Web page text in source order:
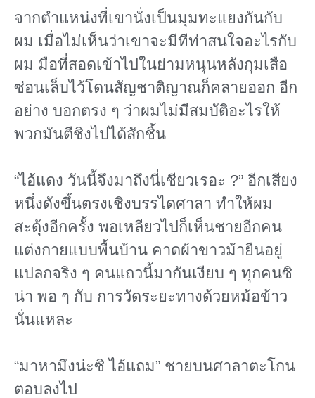
จากตําแหน่งที่เขานั่งเป็นมุมทะแยงกันกับ
ผม เมื่อไม่เห็นว่าเขาจะมีทีท่าสนใจอะไรกับ
ผม มือที่สอดเข้าไปในย่ามหนุนหลังกุมเสือ
ซ่อนเล็บไว้โดนสัญชาติญาณก็คลายออก อีก
อย่าง บอกตรง ๆ ว่าผมไม่มีสมบัติอะไรให้
พวกมันตีชิงไปได้สักชิ้น
“ไอ้แดง วันนี้จึงมาถึงนี่เชียวเรอะ ?” อีกเสียง
หนึ่งดังขึ้นตรงเชิงบรรไดศาลา ทําให้ผม
สะดุ้งอีกครั้ง พอเหลียวไปก็เห็นชายอีกคน
แต่งกายแบบพื้นบ้าน คาดผ้าขาวม้ายืนอยู่
แปลกจริง ๆ คนแถวนี้มากันเงียบ ๆ ทุกคนซิ
น่า พอ ๆ กับ การวัดระยะทางด้วยหม้อข้าว
นั่นแหละ
“มาหามึงน่ะซิ ไอ้แถม” ชายบนศาลาตะโกน
ตอบลงไป